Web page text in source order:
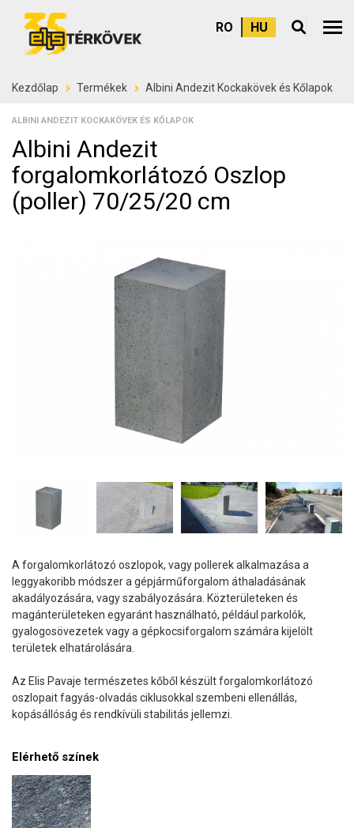
RO HU
Kezdőlap Termékek Albini Andezit Kockakövek és Kőlapok
ALBINI ANDEZIT KOCKAKÖVEK ÉS KŐLAPOK
Albini Andezit
forgalomkorlátozó Oszlop
(poller) 70/25/20 cm
A forgalomkorlátozó oszlopok, vagy pollerek alkalmazása a
leggyakoribb módszer a gépjárműforgalom áthaladásának
akadályozására, vagy szabályozására. Közterületeken és
magánterületeken egyaránt használható, például parkolók,
gyalogosövezetek vagy a gépkocsiforgalom számára kijelölt
területek elhatárolására.
Az Elis Pavaje természetes kőből készült forgalomkorlátozó
oszlopait fagyás-olvadás ciklusokkal szembeni ellenállás,
kopásállóság és rendkívüli stabilitás jellemzi.
Elérhető színek